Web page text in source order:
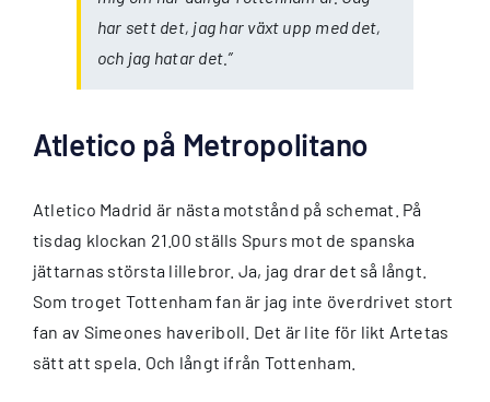
har sett det, jag har växt upp med det,
och jag hatar det.”
Atletico på Metropolitano
Atletico Madrid är nästa motstånd på schemat. På
tisdag klockan 21.00 ställs Spurs mot de spanska
jättarnas största lillebror. Ja, jag drar det så långt.
Som troget Tottenham fan är jag inte överdrivet stort
fan av Simeones haveriboll. Det är lite för likt Artetas
sätt att spela. Och långt ifrån Tottenham.